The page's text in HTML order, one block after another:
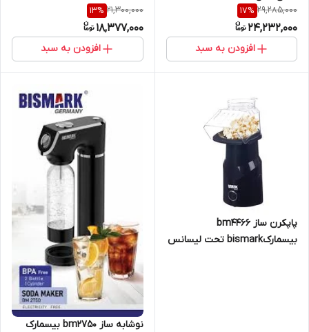
29,285,000
17%
24,232,000
افزودن به سبد
21,300,000
13%
18,377,000
افزودن به سبد
پاپکرن ساز bm4466
بیسمارکbismark تحت لیسانس
نوشابه ساز bm2750 بیسمارک